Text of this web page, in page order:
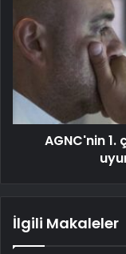
AGNC'nin
İlgili Makaleler